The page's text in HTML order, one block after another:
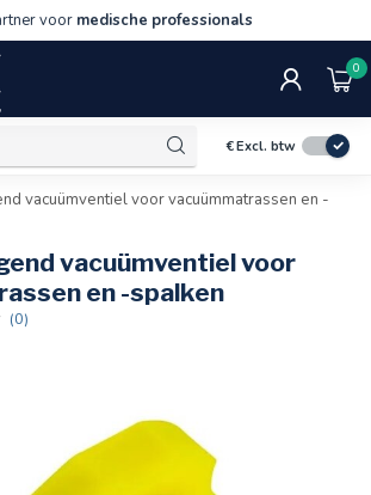
voor medische professionals
0
€Excl. btw
vacuümventiel voor vacuümmatrassen en -
vacuümventiel voor
en -spalken
(0)